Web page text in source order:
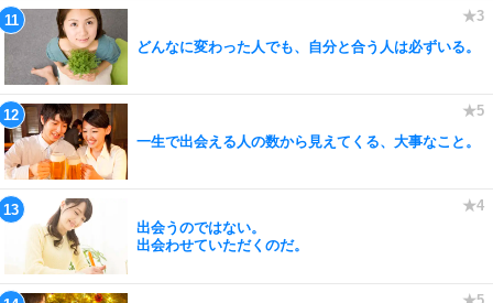
どんなに変わった人でも、自分と合う人は必ずいる。
一生で出会える人の数から見えてくる、大事なこと。
出会うのではない。
出会わせていただくのだ。